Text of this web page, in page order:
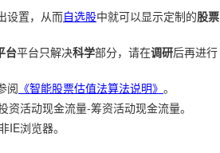
设置，从而自选股中就可以显示定制的股票
台平台只解决科学部分，请在调研后再进行
阅 《智能股票估值法算法说明》 。
活动现金流量-筹资活动现金流量。
IE浏览器。